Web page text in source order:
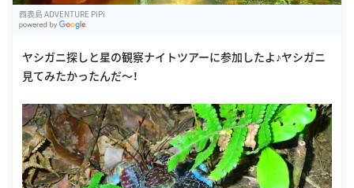
西表島 ADVENTURE PiPi
ヤシガニ探しと星の観察ナイトツアーに参加したよ♪ヤシガニ
見てみたかったんだ〜！